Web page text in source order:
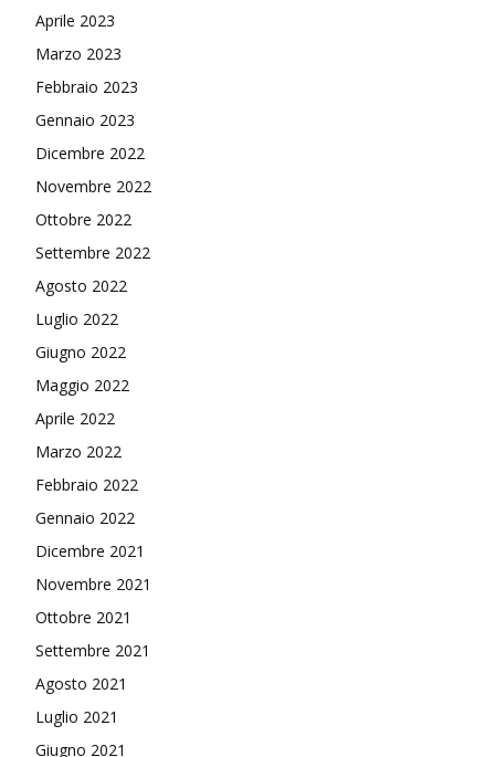
Aprile 2023
Marzo 2023
Febbraio 2023
Gennaio 2023
Dicembre 2022
Novembre 2022
Ottobre 2022
Settembre 2022
Agosto 2022
Luglio 2022
Giugno 2022
Maggio 2022
Aprile 2022
Marzo 2022
Febbraio 2022
Gennaio 2022
Dicembre 2021
Novembre 2021
Ottobre 2021
Settembre 2021
Agosto 2021
Luglio 2021
Giugno 2021